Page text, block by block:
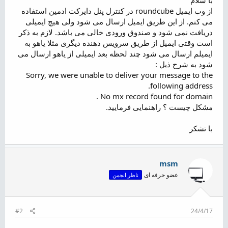
ض
و
ع
از وب ایمیل roundcube در کنترل پنل دایرکت ادمین استفاده
می کنم. از این طریق ایمیل ارسال می شود ولی هیچ ایمیلی
دریافت نمی شود و صندوق ورودی خالی می باشد. لازم به ذکر
است وقتی ایمیل از طریق سرویس دهنده دیگری مثلا یاهو به
ایمیلم ارسال می شود چند لحظه بعد ایمیلی از یاهو ارسال می
شود به شرح ذیل :
Sorry, we were unable to deliver your message to the
following address.
No mx record found for domain .
مشکل چیست ؟ راهنمایی فرمایید.
با تشکر
msm
عضو حرفه ای ناظر انجمن
24/4/17
#2